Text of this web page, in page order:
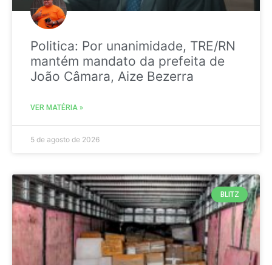
Politica: Por unanimidade, TRE/RN
mantém mandato da prefeita de
João Câmara, Aize Bezerra
VER MATÉRIA »
5 de agosto de 2026
BLITZ